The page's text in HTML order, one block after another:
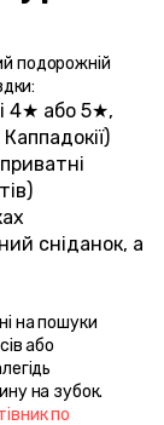
подорожній
4★ або 5★,
сніданок, а
на пошуки
або
на зубок.
по